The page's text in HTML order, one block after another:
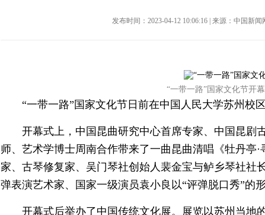
发布时间：2023-04-12 10:06:16 | 来源：中国新
“一带一路”国家文化节开
“一带一路”国家文化节日前在中国人民大学苏州校
开幕式上，中国昆曲研究中心首席专家、中国昆剧
师、艺术学博士周南合作带来了一曲昆曲清唱《牡丹亭
家、古琴修复家、吴门琴社创始人裴金宝与鲈乡琴社社
弹表演艺术家、国家一级演员袁小良以“评弹脱口秀”的
开幕式后举办了中国传统文化展。展览以苏州当地